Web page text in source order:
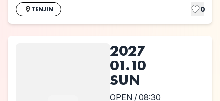
TENJIN 0
2027
01.10
SUN
OPEN / 08:30